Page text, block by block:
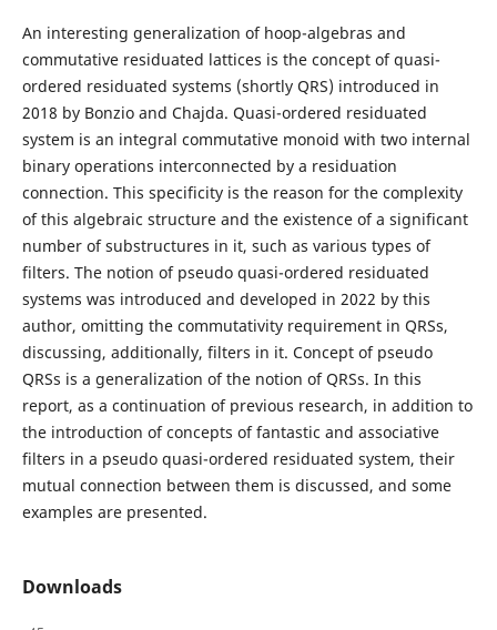
An interesting generalization of hoop-algebras and
commutative residuated lattices is the concept of quasi-
ordered residuated systems (shortly QRS) introduced in
2018 by Bonzio and Chajda. Quasi-ordered residuated
system is an integral commutative monoid with two internal
binary operations interconnected by a residuation
connection. This specificity is the reason for the complexity
of this algebraic structure and the existence of a significant
number of substructures in it, such as various types of
filters. The notion of pseudo quasi-ordered residuated
systems was introduced and developed in 2022 by this
author, omitting the commutativity requirement in QRSs,
discussing, additionally, filters in it. Concept of pseudo
QRSs is a generalization of the notion of QRSs. In this
report, as a continuation of previous research, in addition to
the introduction of concepts of fantastic and associative
filters in a pseudo quasi-ordered residuated system, their
mutual connection between them is discussed, and some
examples are presented.
Downloads